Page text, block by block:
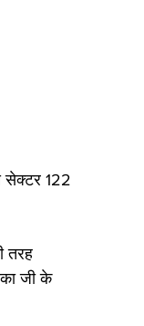
सेक्टर 122
तरह
जी के